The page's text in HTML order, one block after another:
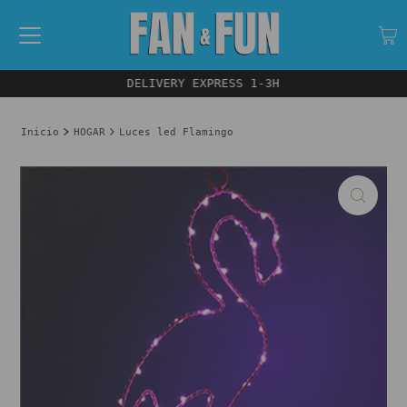
DELIVERY EXPRESS 1-3H
Inicio HOGAR Luces led Flamingo